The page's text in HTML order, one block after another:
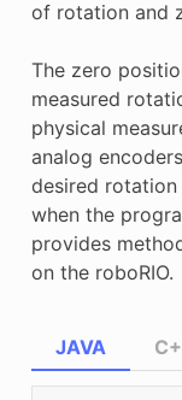
of rotation and
The zero
measured
physical
analog
desired
when the
provides
on the roboRIO.
JAVA